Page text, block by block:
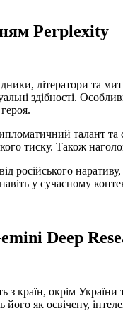
Perplexity
літератори та
здібності.
талант
тиску. Також
російського
у сучасному
Deep
країн, окрім
як освічену,